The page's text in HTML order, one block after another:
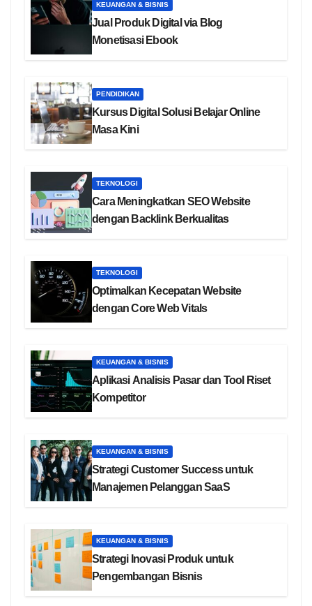
KEUANGAN & BISNIS
Jual Produk Digital via Blog
Monetisasi Ebook
PENDIDIKAN
Kursus Digital Solusi Belajar Online
Masa Kini
TEKNOLOGI
Cara Meningkatkan SEO Website
dengan Backlink Berkualitas
TEKNOLOGI
Optimalkan Kecepatan Website
dengan Core Web Vitals
KEUANGAN & BISNIS
Aplikasi Analisis Pasar dan Tool Riset
Kompetitor
KEUANGAN & BISNIS
Strategi Customer Success untuk
Manajemen Pelanggan SaaS
KEUANGAN & BISNIS
Strategi Inovasi Produk untuk
Pengembangan Bisnis